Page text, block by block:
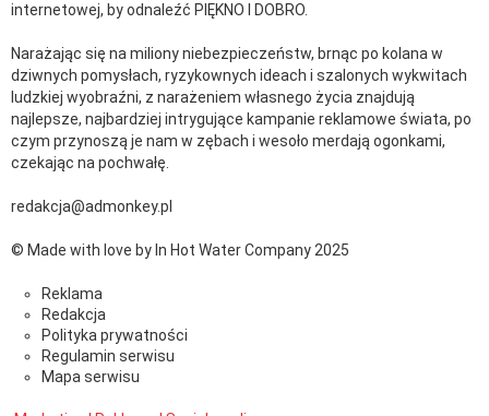
internetowej, by odnaleźć PIĘKNO I DOBRO.
Narażając się na miliony niebezpieczeństw, brnąc po kolana w
dziwnych pomysłach, ryzykownych ideach i szalonych wykwitach
ludzkiej wyobraźni, z narażeniem własnego życia znajdują
najlepsze, najbardziej intrygujące kampanie reklamowe świata, po
czym przynoszą je nam w zębach i wesoło merdają ogonkami,
czekając na pochwałę.
redakcja@admonkey.pl
© Made with love by In Hot Water Company 2025
Reklama
Redakcja
Polityka prywatności
Regulamin serwisu
Mapa serwisu